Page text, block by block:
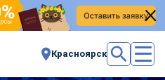
Красноярск